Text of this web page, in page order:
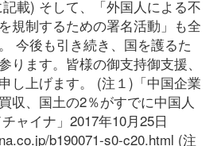
載) そして、「外国人による不
規制するための署名活動」も全
今後も引き続き、国を護るた
ります。皆様の御支持御支援、
し上げます。 (注１)「中国企業
収、国土の2％がすでに中国人
ャイナ」2017年10月25日
b190071-s0-c20.html (注